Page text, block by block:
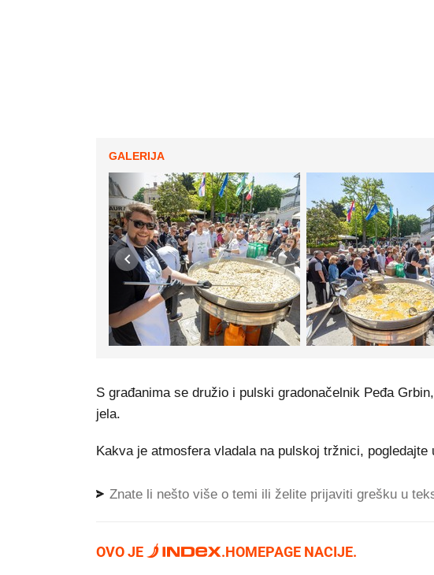
GALERIJA
S građanima se družio i pulski gradonačelnik Peđa
jela.
Kakva je atmosfera vladala na pulskoj tržnici, pogledajte
Znate li nešto više o temi ili želite prijaviti grešku u
OVO JE .HOMEPAGE NACIJE.